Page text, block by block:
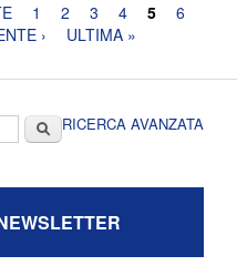
1 2 3 4 5
6
› ULTIMA »
CercaRICERCA AVANZATA